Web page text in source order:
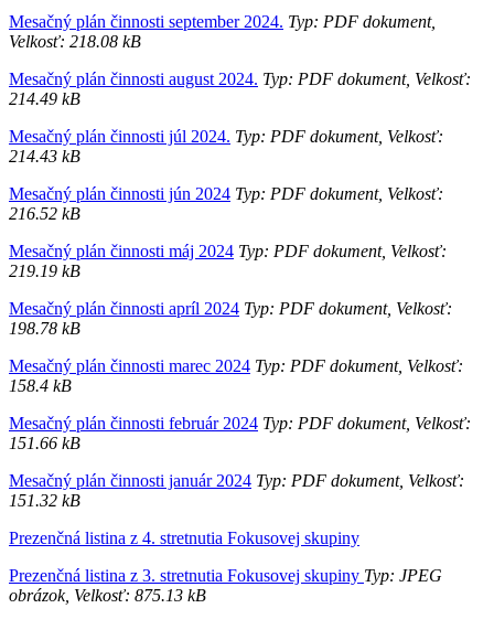
Mesačný plán činnosti september 2024. Typ: PDF dokument,
Velkosť: 218.08 kB
Mesačný plán činnosti august 2024. Typ: PDF dokument, Velkosť:
214.49 kB
Mesačný plán činnosti júl 2024. Typ: PDF dokument, Velkosť:
214.43 kB
Mesačný plán činnosti jún 2024 Typ: PDF dokument, Velkosť:
216.52 kB
Mesačný plán činnosti máj 2024 Typ: PDF dokument, Velkosť:
219.19 kB
Mesačný plán činnosti apríl 2024 Typ: PDF dokument, Velkosť:
198.78 kB
Mesačný plán činnosti marec 2024 Typ: PDF dokument, Velkosť:
158.4 kB
Mesačný plán činnosti február 2024 Typ: PDF dokument, Velkosť:
151.66 kB
Mesačný plán činnosti január 2024 Typ: PDF dokument, Velkosť:
151.32 kB
Prezenčná listina z 4. stretnutia Fokusovej skupiny
Prezenčná listina z 3. stretnutia Fokusovej skupiny Typ: JPEG
obrázok, Velkosť: 875.13 kB